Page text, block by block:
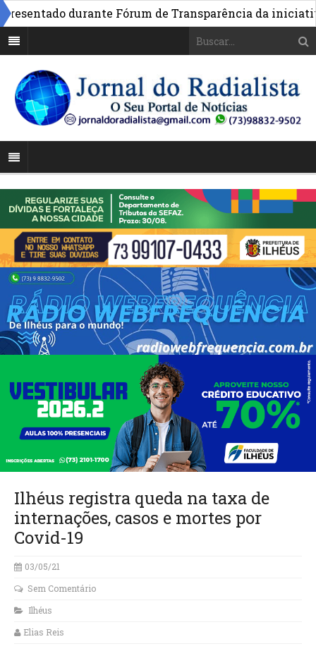
durante Fórum de Transparência da iniciativa
Ilhéus registra queda na taxa de
internações, casos e mortes por
Covid-19
03/05/21
Sem Comentário
Ilhéus
Elias Reis